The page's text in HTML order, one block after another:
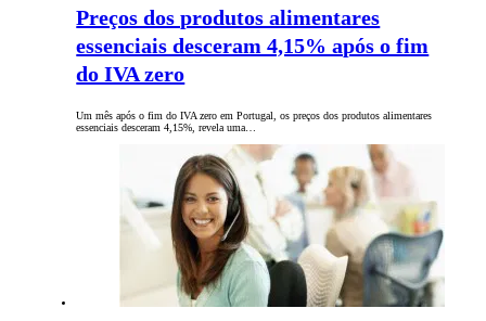
Preços dos produtos alimentares
essenciais desceram 4,15% após o fim
do IVA zero
Um mês após o fim do IVA zero em Portugal, os preços dos produtos alimentares
essenciais desceram 4,15%, revela uma…